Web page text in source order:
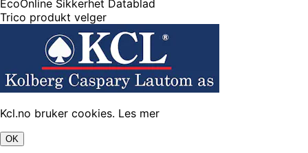
EcoOnline Sikkerhet Datablad
Trico produkt velger
Kcl.no bruker cookies. Les mer
OK